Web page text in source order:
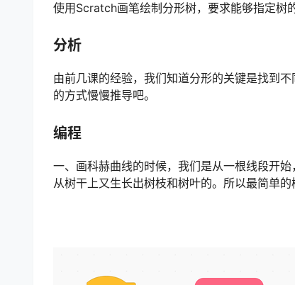
使用Scratch画笔绘制分形树，要求能够指定树
分析
由前几课的经验，我们知道分形的关键是找到
的方式慢慢推导吧。
编程
一、画科赫曲线的时候，我们是从一根线段开
从树干上又生长出树枝和树叶的。所以最简单的